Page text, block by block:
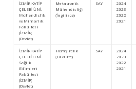
İZMİR KATİP
ÇELEBİ ÜNİ.
Mühendislik
ve Mimarlık
Fakültesi
(İZMİR)
(Devlet)
Mekatronik
Mühendisliği
(İngilizce)
SAY
2024
2023
2022
2021
İZMİR KATİP
ÇELEBİ ÜNİ.
Sağlık
Bilimleri
Fakültesi
(İZMİR)
(Devlet)
Hemşirelik
(Fakülte)
SAY
2024
2023
2022
2021